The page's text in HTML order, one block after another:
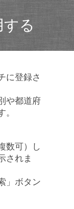
る
に登録さ
や都道府
数可）し
されま
」ボタン